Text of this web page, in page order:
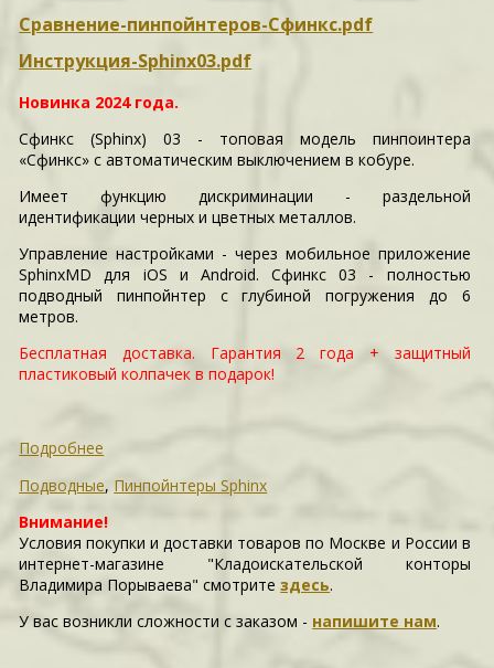
Сравнение-пинпойнтеров-Сфинкс.pdf
Инструкция-Sphinx03.pdf
Новинка 2024 года.
Сфинкс (Sphinx) 03 - топовая модель пинпоинтера
«Сфинкс» с автоматическим выключением в кобуре.
Имеет функцию дискриминации - раздельной
идентификации черных и цветных металлов.
Управление настройками - через мобильное приложение
SphinxMD для iOS и Android. Сфинкс 03 - полностью
подводный пинпойнтер с глубиной погружения до 6
метров.
Бесплатная доставка. Гарантия 2 года + защитный
пластиковый колпачек в подарок!
Подробнее
Подводные, Пинпойнтеры Sphinx
Внимание!
Условия покупки и доставки товаров по Москве и России в
интернет-магазине "Кладоискательской конторы
Владимира Порываева" смотритездесь.
У вас возникли сложности c заказом - напишите нам.